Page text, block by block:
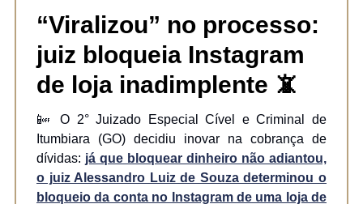
“Viralizou” no processo:
juiz bloqueia Instagram
de loja inadimplente 📵
📴 O 2° Juizado Especial Cível e Criminal de
Itumbiara (GO) decidiu inovar na cobrança de
dívidas: já que bloquear dinheiro não adiantou,
o juiz Alessandro Luiz de Souza determinou o
bloqueio da conta no Instagram de uma loja de